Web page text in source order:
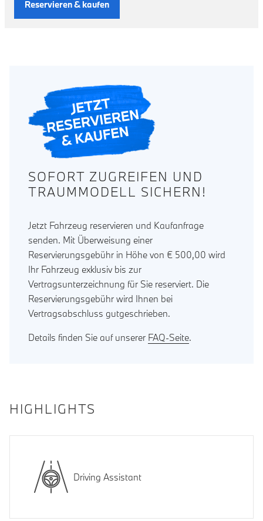
Reservieren & kaufen
SOFORT ZUGREIFEN UND
TRAUMMODELL SICHERN!
Jetzt Fahrzeug reservieren und Kaufanfrage
senden. Mit Überweisung einer
Reservierungsgebühr in Höhe von € 500,00 wird
Ihr Fahrzeug exklusiv bis zur
Vertragsunterzeichnung für Sie reserviert. Die
Reservierungsgebühr wird Ihnen bei
Vertragsabschluss gutgeschrieben.
Details finden Sie auf unserer FAQ-Seite.
HIGHLIGHTS
Driving Assistant